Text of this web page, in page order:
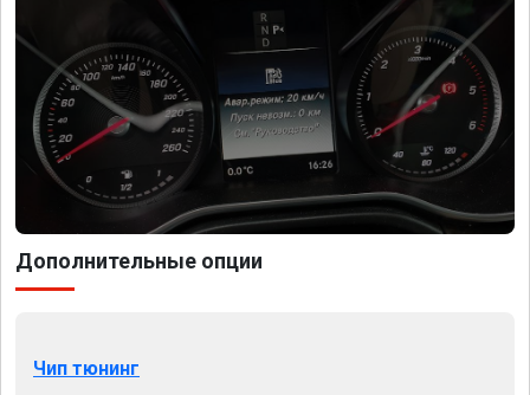
Дополнительные опции
Чип тюнинг